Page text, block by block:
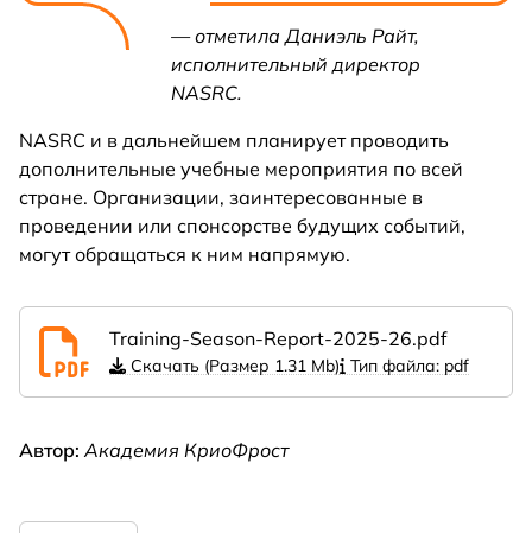
— отметила Даниэль Райт,
исполнительный директор
NASRC.
NASRC и в дальнейшем планирует проводить
дополнительные учебные мероприятия по всей
стране. Организации, заинтересованные в
проведении или спонсорстве будущих событий,
могут обращаться к ним напрямую.
Training-Season-Report-2025-26.pdf
Скачать (Размер 1.31 Mb) Тип файла: pdf
Автор:Академия КриоФрост